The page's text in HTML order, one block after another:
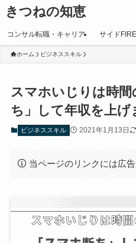
きつねの知恵
コンサル転職・キャリア サイド
ホーム ビジネススキル
スマホいじりは時
ち」して年収を上げ
ビジネススキル 2021年1月13日
当ページのリンクには広